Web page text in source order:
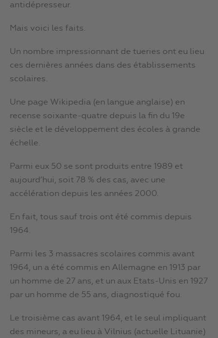
antidépresseur.
Mais voici les faits.
Un nombre impressionnant de tueries ont eu lieu
ces dernières années dans des établissements
scolaires.
Une page Wikipedia (en langue anglaise) en
recense soixante-quatre depuis la fin du 19e
siècle et le développement des écoles à grande
échelle.
Parmi eux 50 se sont produits entre 1989 et
aujourd’hui, soit 78 % des cas, avec une
accélération depuis les années 2000.
En fait, tous sauf trois ont été commis depuis
1964.
Parmi les 3 massacres scolaires commis avant
1964, un a été commis en Allemagne en 1913 par
un homme de 27 ans, et un aux Etats-Unis en 1927
par un homme de 55 ans, diagnostiqué fou.
Le troisième cas avant 1964, et le seul impliquant
des mineurs, a eu lieu à Vilnius (actuelle Lituanie)